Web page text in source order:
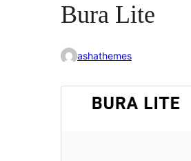
Bura Lite
ashathemes